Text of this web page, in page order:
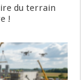
du terrain
!